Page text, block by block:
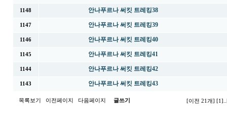
1148 안나푸르나 써킷 트레킹38
1147 안나푸르나 써킷 트레킹39
1146 안나푸르나 써킷 트레킹40
1145 안나푸르나 써킷 트레킹41
1144 안나푸르나 써킷 트레킹42
1143 안나푸르나 써킷 트레킹43
목록보기 이전페이지 다음페이지 글쓰기 [이전 21개] [1]